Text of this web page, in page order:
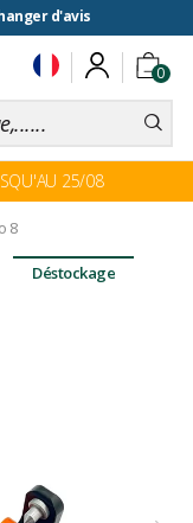
d'avis
0
25/08
8
Déstockage